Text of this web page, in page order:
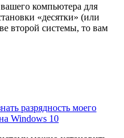
компьютера для
«десятки» (или
второй системы, то вам
разрядность моего
Windows 10